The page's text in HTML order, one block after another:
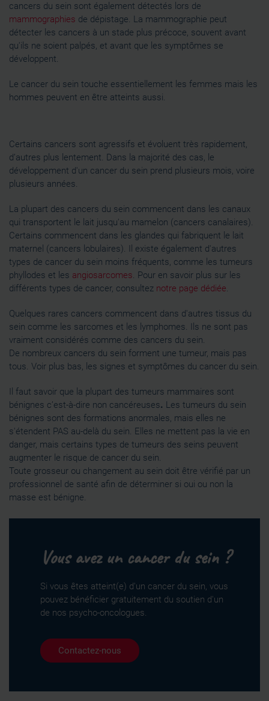
cancers du sein sont également détectés lors de
mammographies de dépistage. La mammographie peut
détecter les cancers à un stade plus précoce, souvent avant
qu'ils ne soient palpés, et avant que les symptômes se
développent.
Le cancer du sein touche essentiellement les femmes mais les
hommes peuvent en être atteints aussi.
Certains cancers sont agressifs et évoluent très rapidement,
d’autres plus lentement. Dans la majorité des cas, le
développement d'un cancer du sein prend plusieurs mois, voire
plusieurs années.
La plupart des cancers du sein commencent dans les canaux
qui transportent le lait jusqu'au mamelon (cancers canalaires).
Certains commencent dans les glandes qui fabriquent le lait
maternel (cancers lobulaires). Il existe également d'autres
types de cancer du sein moins fréquents, comme les tumeurs
phyllodes et les angiosarcomes. Pour en savoir plus sur les
différents types de cancer, consultez notre page dédiée.
Quelques rares cancers commencent dans d'autres tissus du
sein comme les sarcomes et les lymphomes. Ils ne sont pas
vraiment considérés comme des cancers du sein.
De nombreux cancers du sein forment une tumeur, mais pas
tous. Voir plus bas, les signes et symptômes du cancer du sein.
Il faut savoir que la plupart des tumeurs mammaires sont
bénignes c’est-à-dire non cancéreuses. Les tumeurs du sein
bénignes sont des formations anormales, mais elles ne
s'étendent PAS au-delà du sein. Elles ne mettent pas la vie en
danger, mais certains types de tumeurs des seins peuvent
augmenter le risque de cancer du sein.
Toute grosseur ou changement au sein doit être vérifié par un
professionnel de santé afin de déterminer si oui ou non la
masse est bénigne.
Vous avez un cancer du sein ?
Si vous êtes atteint(e) d'un cancer du sein, vous
pouvez bénéficier gratuitement du soutien d'un
de nos psycho-oncologues.
Contactez-nous